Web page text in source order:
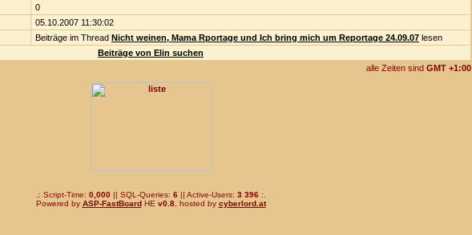
0
05.10.2007 11:30:02
Beiträge im Thread Nicht weinen, Mama Rportage und Ich bring mich um Reportage 24.09.07 lesen
Beiträge von Elin suchen
alle Zeiten sind GMT +1:00
.: Script-Time: 0,000|| SQL-Queries: 6|| Active-Users: 3 396:.
Powered by ASP-FastBoardHE v0.8, hosted by cyberlord.at